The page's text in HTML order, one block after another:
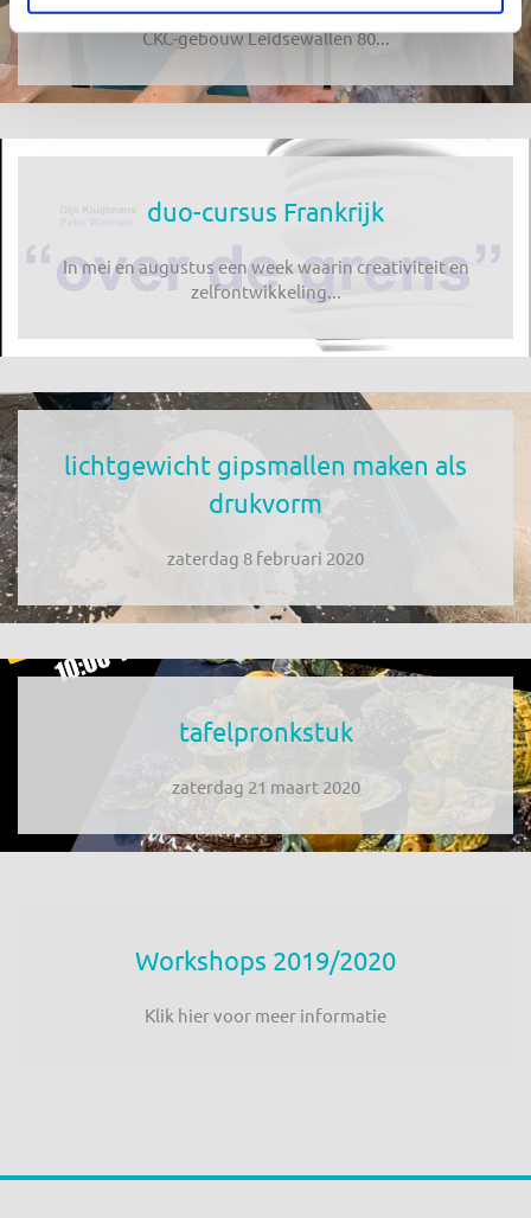
workshop zaterdag 9 november 2019 in Zoetermeer
CKC-gebouw Leidsewallen 80...
duo-cursus Frankrijk
In mei en augustus een week waarin creativiteit en
zelfontwikkeling...
lichtgewicht gipsmallen maken als
drukvorm
zaterdag 8 februari 2020
tafelpronkstuk
zaterdag 21 maart 2020
Workshops 2019/2020
Klik hier voor meer informatie